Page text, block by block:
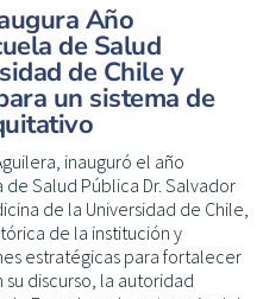
Año
de Salud
de Chile y
un sistema de
inauguró el año
Salud Pública Dr. Salvador
de la Universidad de Chile,
de la institución y
estratégicas para fortalecer
discurso, la autoridad